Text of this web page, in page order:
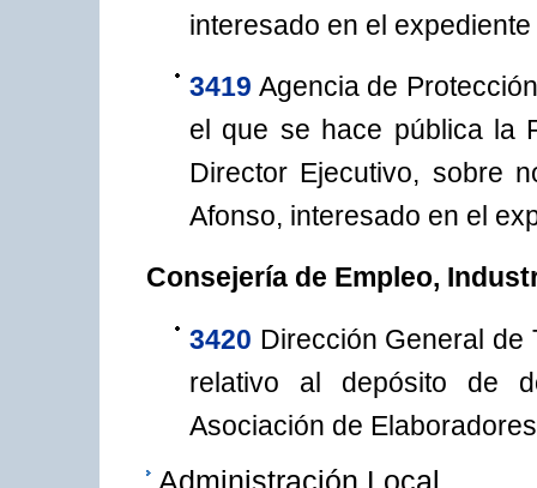
interesado en el expediente
3419 Agencia de
el que se hace pública la
Director Ejecutivo, sobre
Afonso, interesado en el
Consejería de Empleo,
3420 Dirección General de
relativo al depósito de
Asociación de
Administración Local